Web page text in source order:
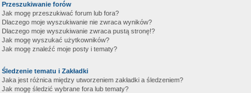
Przeszukiwanie forów
Jak mogę przeszukiwać forum lub fora?
Dlaczego moje wyszukiwanie nie zwraca wyników?
Dlaczego moje wyszukiwanie zwraca pustą stronę!?
Jak mogę wyszukać użytkowników?
Jak mogę znaleźć moje posty i tematy?
Śledzenie tematu i Zakładki
Jaka jest różnica między utworzeniem zakładki a śledzeniem?
Jak mogę śledzić wybrane fora lub tematy?